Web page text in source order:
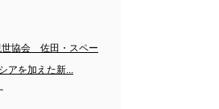
世協会　佐田・スペー
アを加えた新...